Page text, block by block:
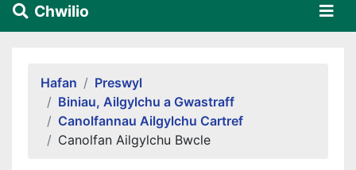
Chwilio
Hafan
Preswyl
Biniau, Ailgylchu a Gwastraff
Canolfannau Ailgylchu Cartref
Canolfan Ailgylchu Bwcle